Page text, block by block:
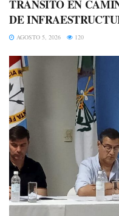
TRÁNSITO EN
DE
AGOSTO 5, 2026 120